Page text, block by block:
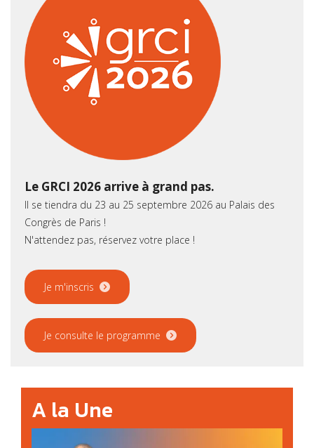
Le GRCI 2026 arrive à grand pas.
Il se tiendra du 23 au 25 septembre 2026 au Palais des
Congrès de Paris !
N'attendez pas, réservez votre place !
Je m'inscris
Je consulte le programme
A la Une